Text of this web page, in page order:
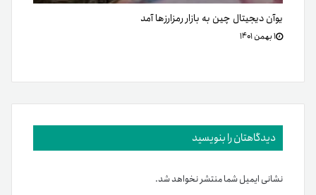
یوآن دیجیتال چین به بازار رمزارزها آمد
۱ بهمن ۱۴۰۱
دیدگاهتان را بنویسید
نشانی ایمیل شما منتشر نخواهد شد.